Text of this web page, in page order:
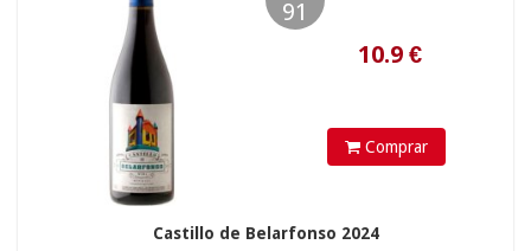
91
Comprar
Castillo de Belarfonso 2024